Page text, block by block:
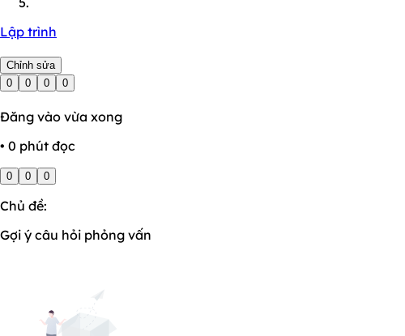
Lập trình
Chỉnh sửa
0
0 0 0
Đăng vào vừa xong
• 0 phút đọc
0 0 0
Chủ đề:
Gợi ý câu hỏi phỏng vấn